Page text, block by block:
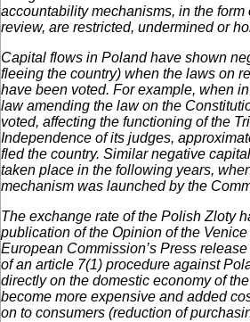
accountability mechanisms, in the
review, are restricted, undermined or
Capital flows in Poland have shown
fleeing the country) when the laws on
have been voted. For example, when
law amending the law on the
voted, affecting the functioning of the
Independence of its judges,
fled the country. Similar negative
taken place in the following years,
mechanism was launched by the
The exchange rate of the Polish Zloty
publication of the Opinion of the
European Commission’s Press
of an article 7(1) procedure against
directly on the domestic economy of
become more expensive and added
on to consumers (reduction of